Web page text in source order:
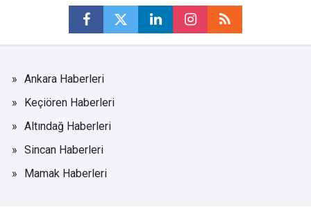
Ankara Haberleri
Keçiören Haberleri
Altındağ Haberleri
Sincan Haberleri
Mamak Haberleri